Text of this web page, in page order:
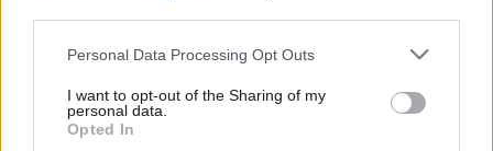
Please note that this website/app uses one or more Google
not limited to your visit or usage behaviour. You may click to
grant or deny consent to Google and its third-party tags to
use your data for below specified purposes in below Google
Personal Data Processing Opt Outs
I want to opt-out of the Sharing of my
personal data.
Opted In
Egyiptom bejelentette, hogy intenzív
tárgyalásokat folytat a nyugalom
helyreállítása érdekében, Tom Neides, az